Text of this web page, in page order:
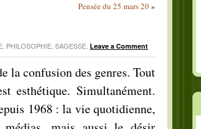
Pensée du 25 mars 20»
PHILOSOPHIE SAGESSE Leave a Comment
la confusion des genres. Tout
esthétique. Simultanément.
1968 : la vie quotidienne,